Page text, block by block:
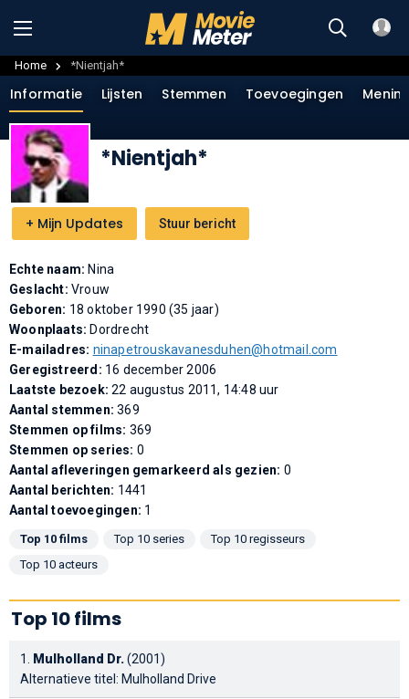
Home *Nientjah*
+ Mijn Updates Stuur bericht
Informatie Lijsten Stemmen Toevoegingen
*Nientjah*
Echte naam: Nina
Geslacht: Vrouw
Geboren: 18 oktober 1990 (35 jaar)
Woonplaats: Dordrecht
E-mailadres: ninapetrouskavanesduhen@hotmail.com
Geregistreerd: 16 december 2006
Laatste bezoek:22 augustus 2011, 14:48 uur
Aantal stemmen:369
Stemmen op films: 369
Stemmen op series: 0
Aantal afleveringen gemarkeerd als gezien: 0
Aantal berichten: 1441
Aantal toevoegingen: 1
Top 10 films Top 10 series
Top 10 regisseurs
Top 10 acteurs
Top 10 films
1. Mulholland Dr.(2001)
Alternatieve titel: Mulholland Drive